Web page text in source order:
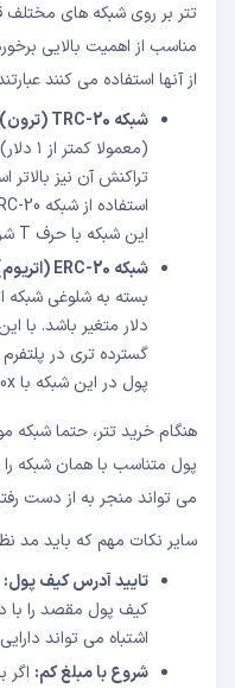
تتر بر روی شبکه های مختلف
مناسب از اهمیت بالایی
از آنها استفاده می کنند
شبکه TRC-20 (ترون):
تراکنش آن نیز
این شبکه با حرف T شروع می شود.
شبکه ERC-20 (اتریوم):
بسته به شلوغی شبکه
گسترده تری در
پول در این شبکه با 0x شروع می شود.
هنگام خرید تتر، حتما
پول متناسب با همان شبکه را
می تواند منجر به از دست
سایر نکات مهم که باید مد
تایید آدرس کیف پول:
کیف پول مقصد را با
اشتباه می تواند
شروع با مبلغ کم: اگر